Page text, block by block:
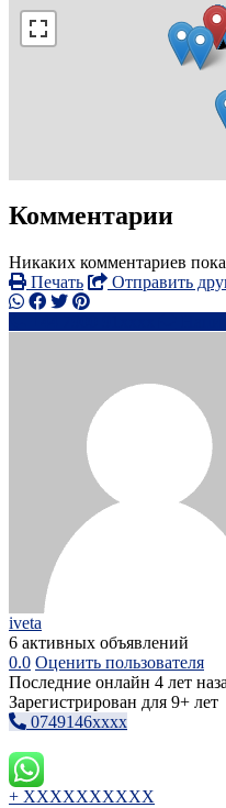
Комментарии
Никаких комментариев
Печать
Отправить
iveta
6 активных объявлений
0.0 Оценить пользователя
Последние онлайн 4 лет
Зарегистрирован для 9+ лет
0749146xxxx
+ XXXXXXXXXX